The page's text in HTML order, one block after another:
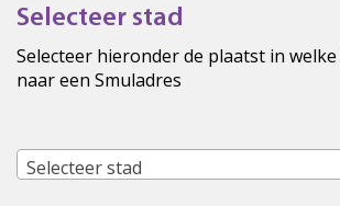
Selecteer stad
Selecteer hieronder de plaatst in
naar een Smuladres
Selecteer stad